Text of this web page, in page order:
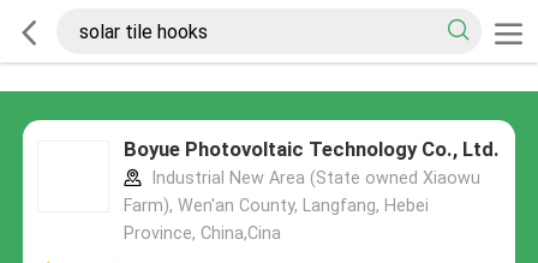
Boyue Photovoltaic Technology Co., Ltd.
Industrial New Area (State owned Xiaowu
Farm), Wen'an County, Langfang, Hebei
Province, China,Cina